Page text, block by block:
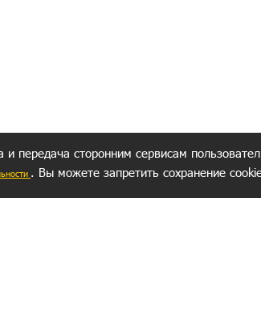
и передача сторонним сервисам
. Вы можете запретить сохранение